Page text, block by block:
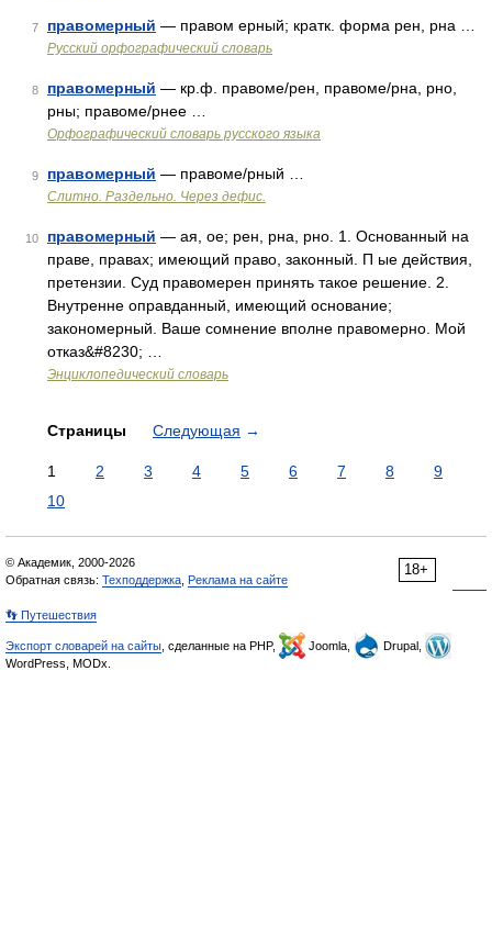
7 правомерный — правом ерный; кратк. форма рен, рна …
Русский орфографический словарь
8 правомерный — кр.ф. правоме/рен, правоме/рна, рно,
рны; правоме/рнее …
Орфографический словарь русского языка
9 правомерный — правоме/рный …
Слитно. Раздельно. Через дефис.
10 правомерный — ая, ое; рен, рна, рно. 1. Основанный на
праве, правах; имеющий право, законный. П ые действия,
претензии. Суд правомерен принять такое решение. 2.
Внутренне оправданный, имеющий основание;
закономерный. Ваше сомнение вполне правомерно. Мой
отказ&#8230; …
Энциклопедический словарь
Страницы Следующая →
1 2 3 4 5 6 7 8
9
10
18+
© Академик, 2000-2026
Обратная связь: Техподдержка Реклама на сайте
👣 Путешествия
Экспорт словарей на сайты , сделанные на PHP, Joomla,
Drupal,
WordPress, MODx.